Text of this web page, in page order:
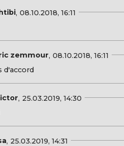
08.10.2018, 16:11
zemmour 08.10.2018, 16:11
d'accord
25.03.2019, 14:30
25.03.2019, 14:31